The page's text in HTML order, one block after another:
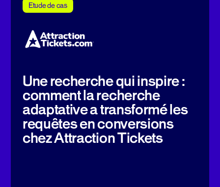
Etude de cas
Une recherche qui inspire :
comment la recherche
adaptative a transformé les
requêtes en conversions
chez Attraction Tickets